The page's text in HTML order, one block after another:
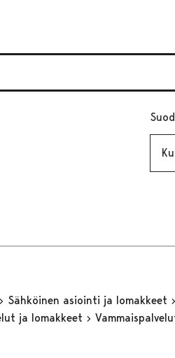
Sähköinen asiointi ja lomakkeet
ja lomakkeet